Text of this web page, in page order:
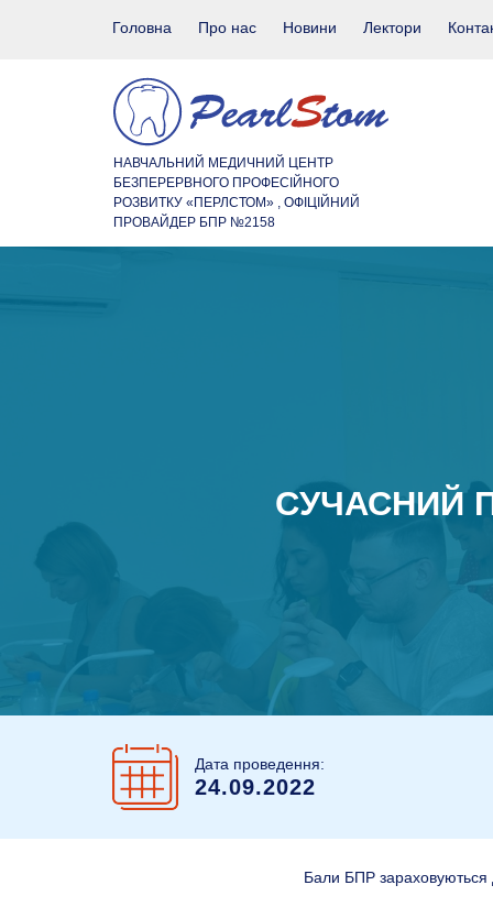
Головна Про нас Новини Лектори
НАВЧАЛЬНИЙ МЕДИЧНИЙ ЦЕНТР
БЕЗПЕРЕРВНОГО ПРОФЕСІЙНОГО
РОЗВИТКУ «ПЕРЛСТОМ» , ОФІЦІЙНИЙ
ПРОВАЙДЕР БПР №2158
СУЧАСНИЙ
Дата проведення:
24.09.2022
Бали БПР зараховуються